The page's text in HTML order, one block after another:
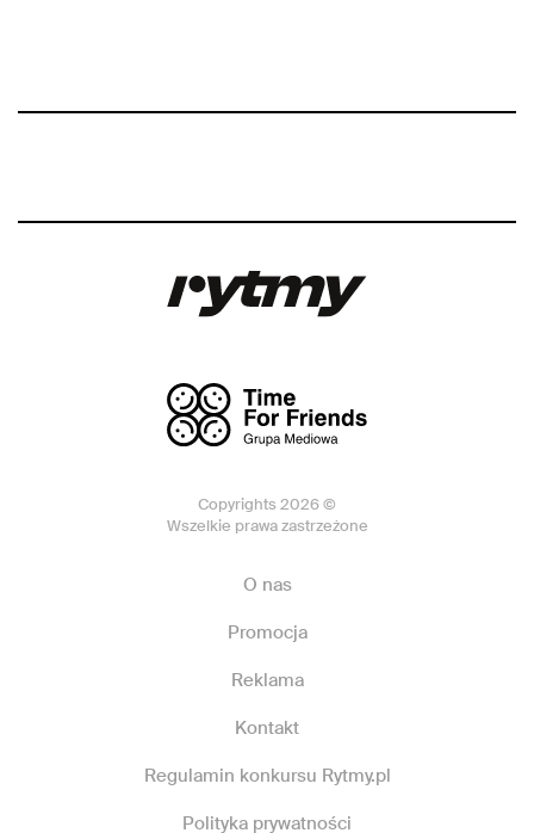
Copyrights 2026 ©
Wszelkie prawa zastrzeżone
O nas
Promocja
Reklama
Kontakt
Regulamin konkursu Rytmy.pl
Polityka prywatności